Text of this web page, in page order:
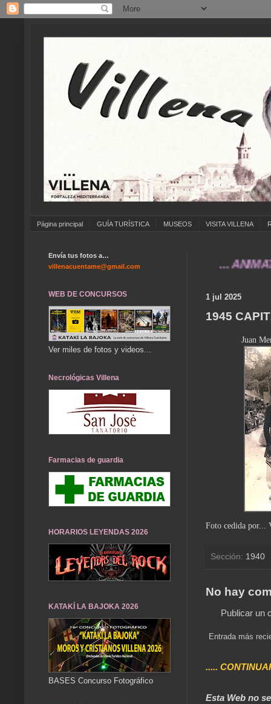
Página principal GUÍA TURÍSTICA MUSEOS VISITA VILLENA
... ANÍMATE A
1 jul 2025
1945
Juan
Foto cedida por...
Sección: 1940
No hay
Publicar un
Entrada más
.....
Esta Web no
Envía tus fotos a…
villenacuentame@gmail.com
WEB DE CONCURSOS
Ver miles de fotos y videos...
Necrológicas Villena
Farmacias de guardia
HORARIOS LEYENDAS 2026
KATAKÍ LA BAJOKA 2026
BASES Concurso Fotográfico